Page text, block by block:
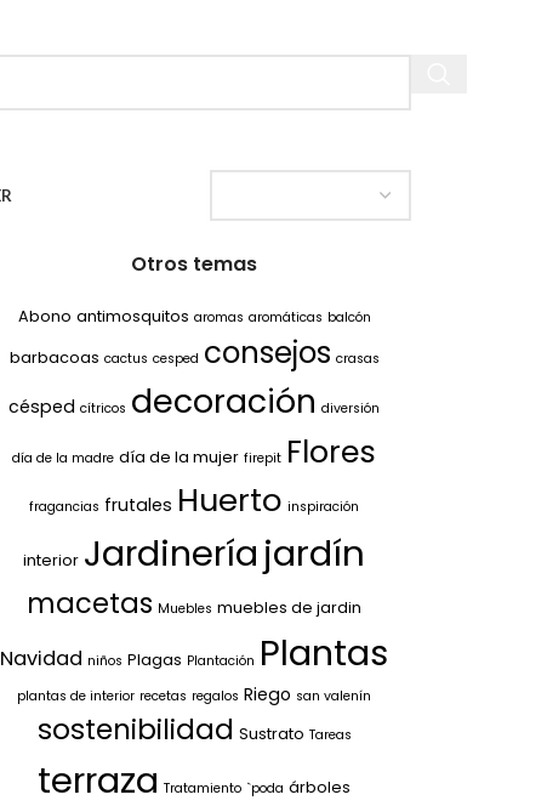
Otros temas
Abono antimosquitos aromas aromáticas balcón
barbacoas cactus cesped consejos crasas
césped cítricos decoración diversión
día de la madre día de la mujer firepit Flores
fragancias frutales Huerto inspiración
interior Jardinería jardín
macetas Muebles muebles de jardin
Navidad niños Plagas Plantación Plantas
plantas de interior recetas regalos Riego san valenín
sostenibilidad Sustrato Tareas
terraza Tratamiento `poda árboles